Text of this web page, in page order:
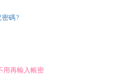
密碼?
用再輸入帳密